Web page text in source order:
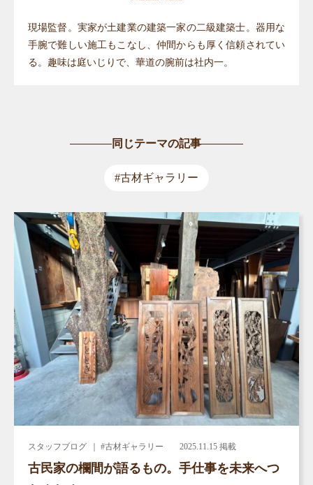
現場監督。実家が土建業の建築一家の二級建築士。器用な
手腕で難しい施工もこなし、仲間からも厚く信頼されてい
る。趣味は庭いじりで、華道の腕前は社内一。
同じテーマの記事
#古材ギャラリー
スタッフブログ ｜ #古材ギャラリー 2025.11.15 掲載
古民家の欄間が語るもの。手仕事を未来へつ